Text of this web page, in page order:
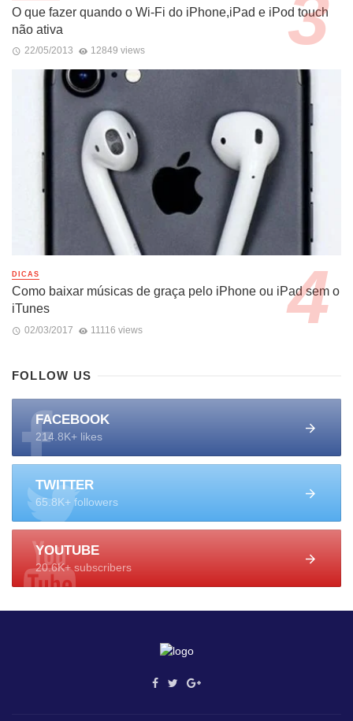
O que fazer quando o Wi-Fi do iPhone,iPad e iPod touch
não ativa
22/05/2013 12849 views
DICAS
Como baixar músicas de graça pelo iPhone ou iPad sem o
iTunes
02/03/2017 11116 views
FOLLOW US
FACEBOOK
214.8K+ likes
TWITTER
65.8K+ followers
YOUTUBE
20.6K+ subscribers